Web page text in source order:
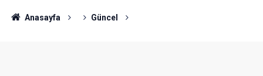
Anasayfa Güncel